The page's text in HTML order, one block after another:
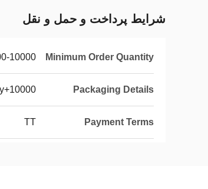
شرایط پرداخت و حمل و نقل
Minimum Order Quantity
10000 Pcs
Packaging Details
10000+a piece of+1day
Payment Terms
TT